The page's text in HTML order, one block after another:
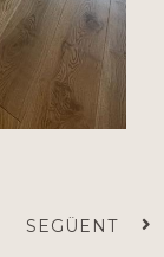
SEGÜENT